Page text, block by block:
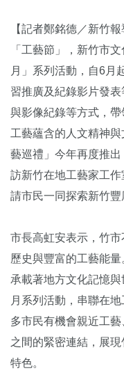
【記者鄭銘德／新竹
「工藝節」，新竹市
月」系列活動，自6月
習推廣及紀錄影片發
與影像紀錄等方式，
工藝蘊含的人文精神
藝巡禮」今年再度推
訪新竹在地工藝家工
請市民一同探索新竹豐
市長高虹安表示，竹
歷史與豐富的工藝能
承載著地方文化記憶
月系列活動，串聯在
多市民有機會親近工
之間的緊密連結，展
特色。